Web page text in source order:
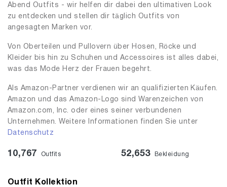
Abend Outfits - wir helfen dir dabei den ultimativen Look
zu entdecken und stellen dir täglich Outfits von
angesagten Marken vor.
Von Oberteilen und Pullovern über Hosen, Röcke und
Kleider bis hin zu Schuhen und Accessoires ist alles dabei,
was das Mode Herz der Frauen begehrt.
Als Amazon-Partner verdienen wir an qualifizierten Käufen.
Amazon und das Amazon-Logo sind Warenzeichen von
Amazon.com, Inc. oder eines seiner verbundenen
Unternehmen. Weitere Informationen finden Sie unter
Datenschutz
10,767 Outfits 52,653 Bekleidung
Outfit Kollektion